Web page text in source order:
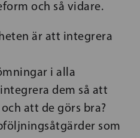
och så vidare.
är att integrera
i alla
dem så att
att de görs bra?
som